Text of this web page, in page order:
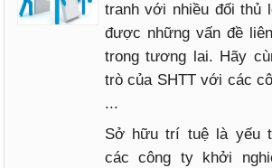
tranh với nhiều đối thủ
được những vấn đề
trong tương lai. Hãy
trò của SHTT với các
...
Sở hữu trí tuệ là yếu
các công ty khởi